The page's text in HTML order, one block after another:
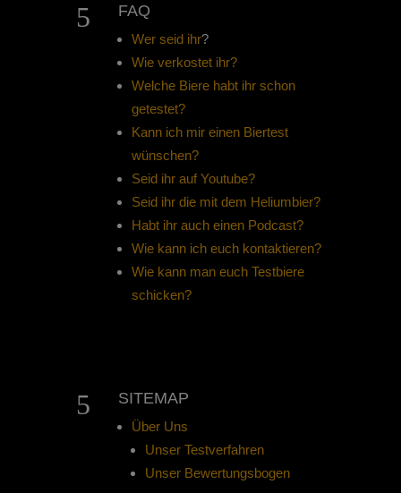
5 FAQ
Wer seid ihr?
Wie verkostet ihr?
Welche Biere habt ihr schon
getestet?
Kann ich mir einen Biertest
wünschen?
Seid ihr auf Youtube?
Seid ihr die mit dem Heliumbier?
Habt ihr auch einen Podcast?
Wie kann ich euch kontaktieren?
Wie kann man euch Testbiere
schicken?
5 SITEMAP
Über Uns
Unser Testverfahren
Unser Bewertungsbogen